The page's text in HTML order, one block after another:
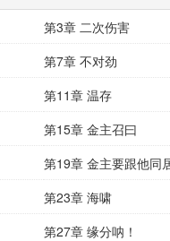
第3章 二次伤害
第7章 不对劲
第11章 温存
第15章 金主召曰
第19章 金主要跟他同
第23章 海啸
第27章 缘分呐！